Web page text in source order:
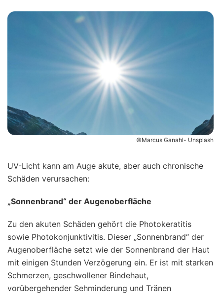
©Marcus Ganahl- Unsplash
UV-Licht kann am Auge akute, aber auch chronische
Schäden verursachen:
„Sonnenbrand“ der Augenoberfläche
Zu den akuten Schäden gehört die Photokeratitis
sowie Photokonjunktivitis. Dieser „Sonnenbrand“ der
Augenoberfläche setzt wie der Sonnenbrand der Haut
mit einigen Stunden Verzögerung ein. Er ist mit starken
Schmerzen, geschwollener Bindehaut,
vorübergehender Sehminderung und Tränen